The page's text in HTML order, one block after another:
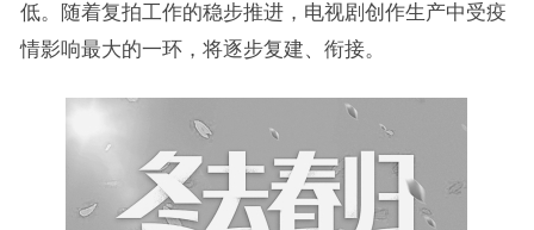
低。随着复拍工作的稳步推进，电视剧创作生产中受疫
情影响最大的一环，将逐步复建、衔接。